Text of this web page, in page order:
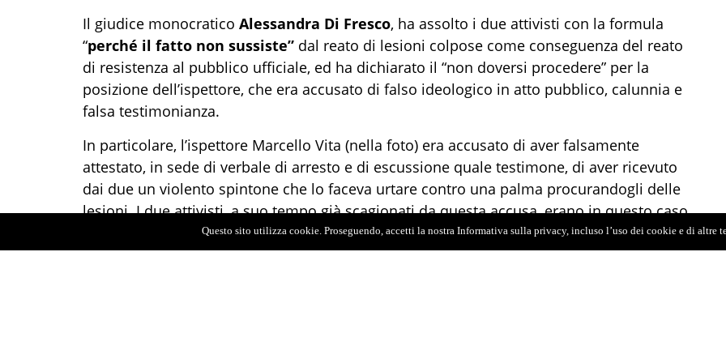
Il giudice monocratico Alessandra Di Fresco, ha assolto i due attivisti con la formula
“perché il fatto non sussiste” dal reato di lesioni colpose come conseguenza del reato
di resistenza al pubblico ufficiale, ed ha dichiarato il “non doversi procedere” per la
posizione dell’ispettore, che era accusato di falso ideologico in atto pubblico, calunnia e
falsa testimonianza.
In particolare, l’ispettore Marcello Vita (nella foto) era accusato di aver falsamente
attestato, in sede di verbale di arresto e di escussione quale testimone, di aver ricevuto
dai due un violento spintone che lo faceva urtare contro una palma procurandogli delle
lesioni. I due attivisti, a suo tempo già scagionati da questa accusa, erano in questo caso
imputati per aver procurato colposamente delle lesioni all’ispettore Vita durante l’atto di
tirare la tenda nel tentativo di opporsi allo sgombero. Al termine dell’istruttoria
Questo sito utilizza cookie. Proseguendo, accetti la nostra Informativa sulla privacy, incluso l’uso dei cookie e di altre